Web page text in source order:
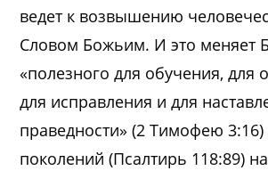
ведет к возвышению
Словом Божьим. И это меняет
«полезного для обучения, для
для исправления и для
праведности» (2 Тимофею 3:16)
поколений (Псалтирь 118:89) на